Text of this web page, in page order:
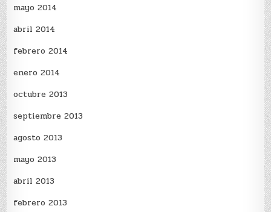
mayo 2014
abril 2014
febrero 2014
enero 2014
octubre 2013
septiembre 2013
agosto 2013
mayo 2013
abril 2013
febrero 2013